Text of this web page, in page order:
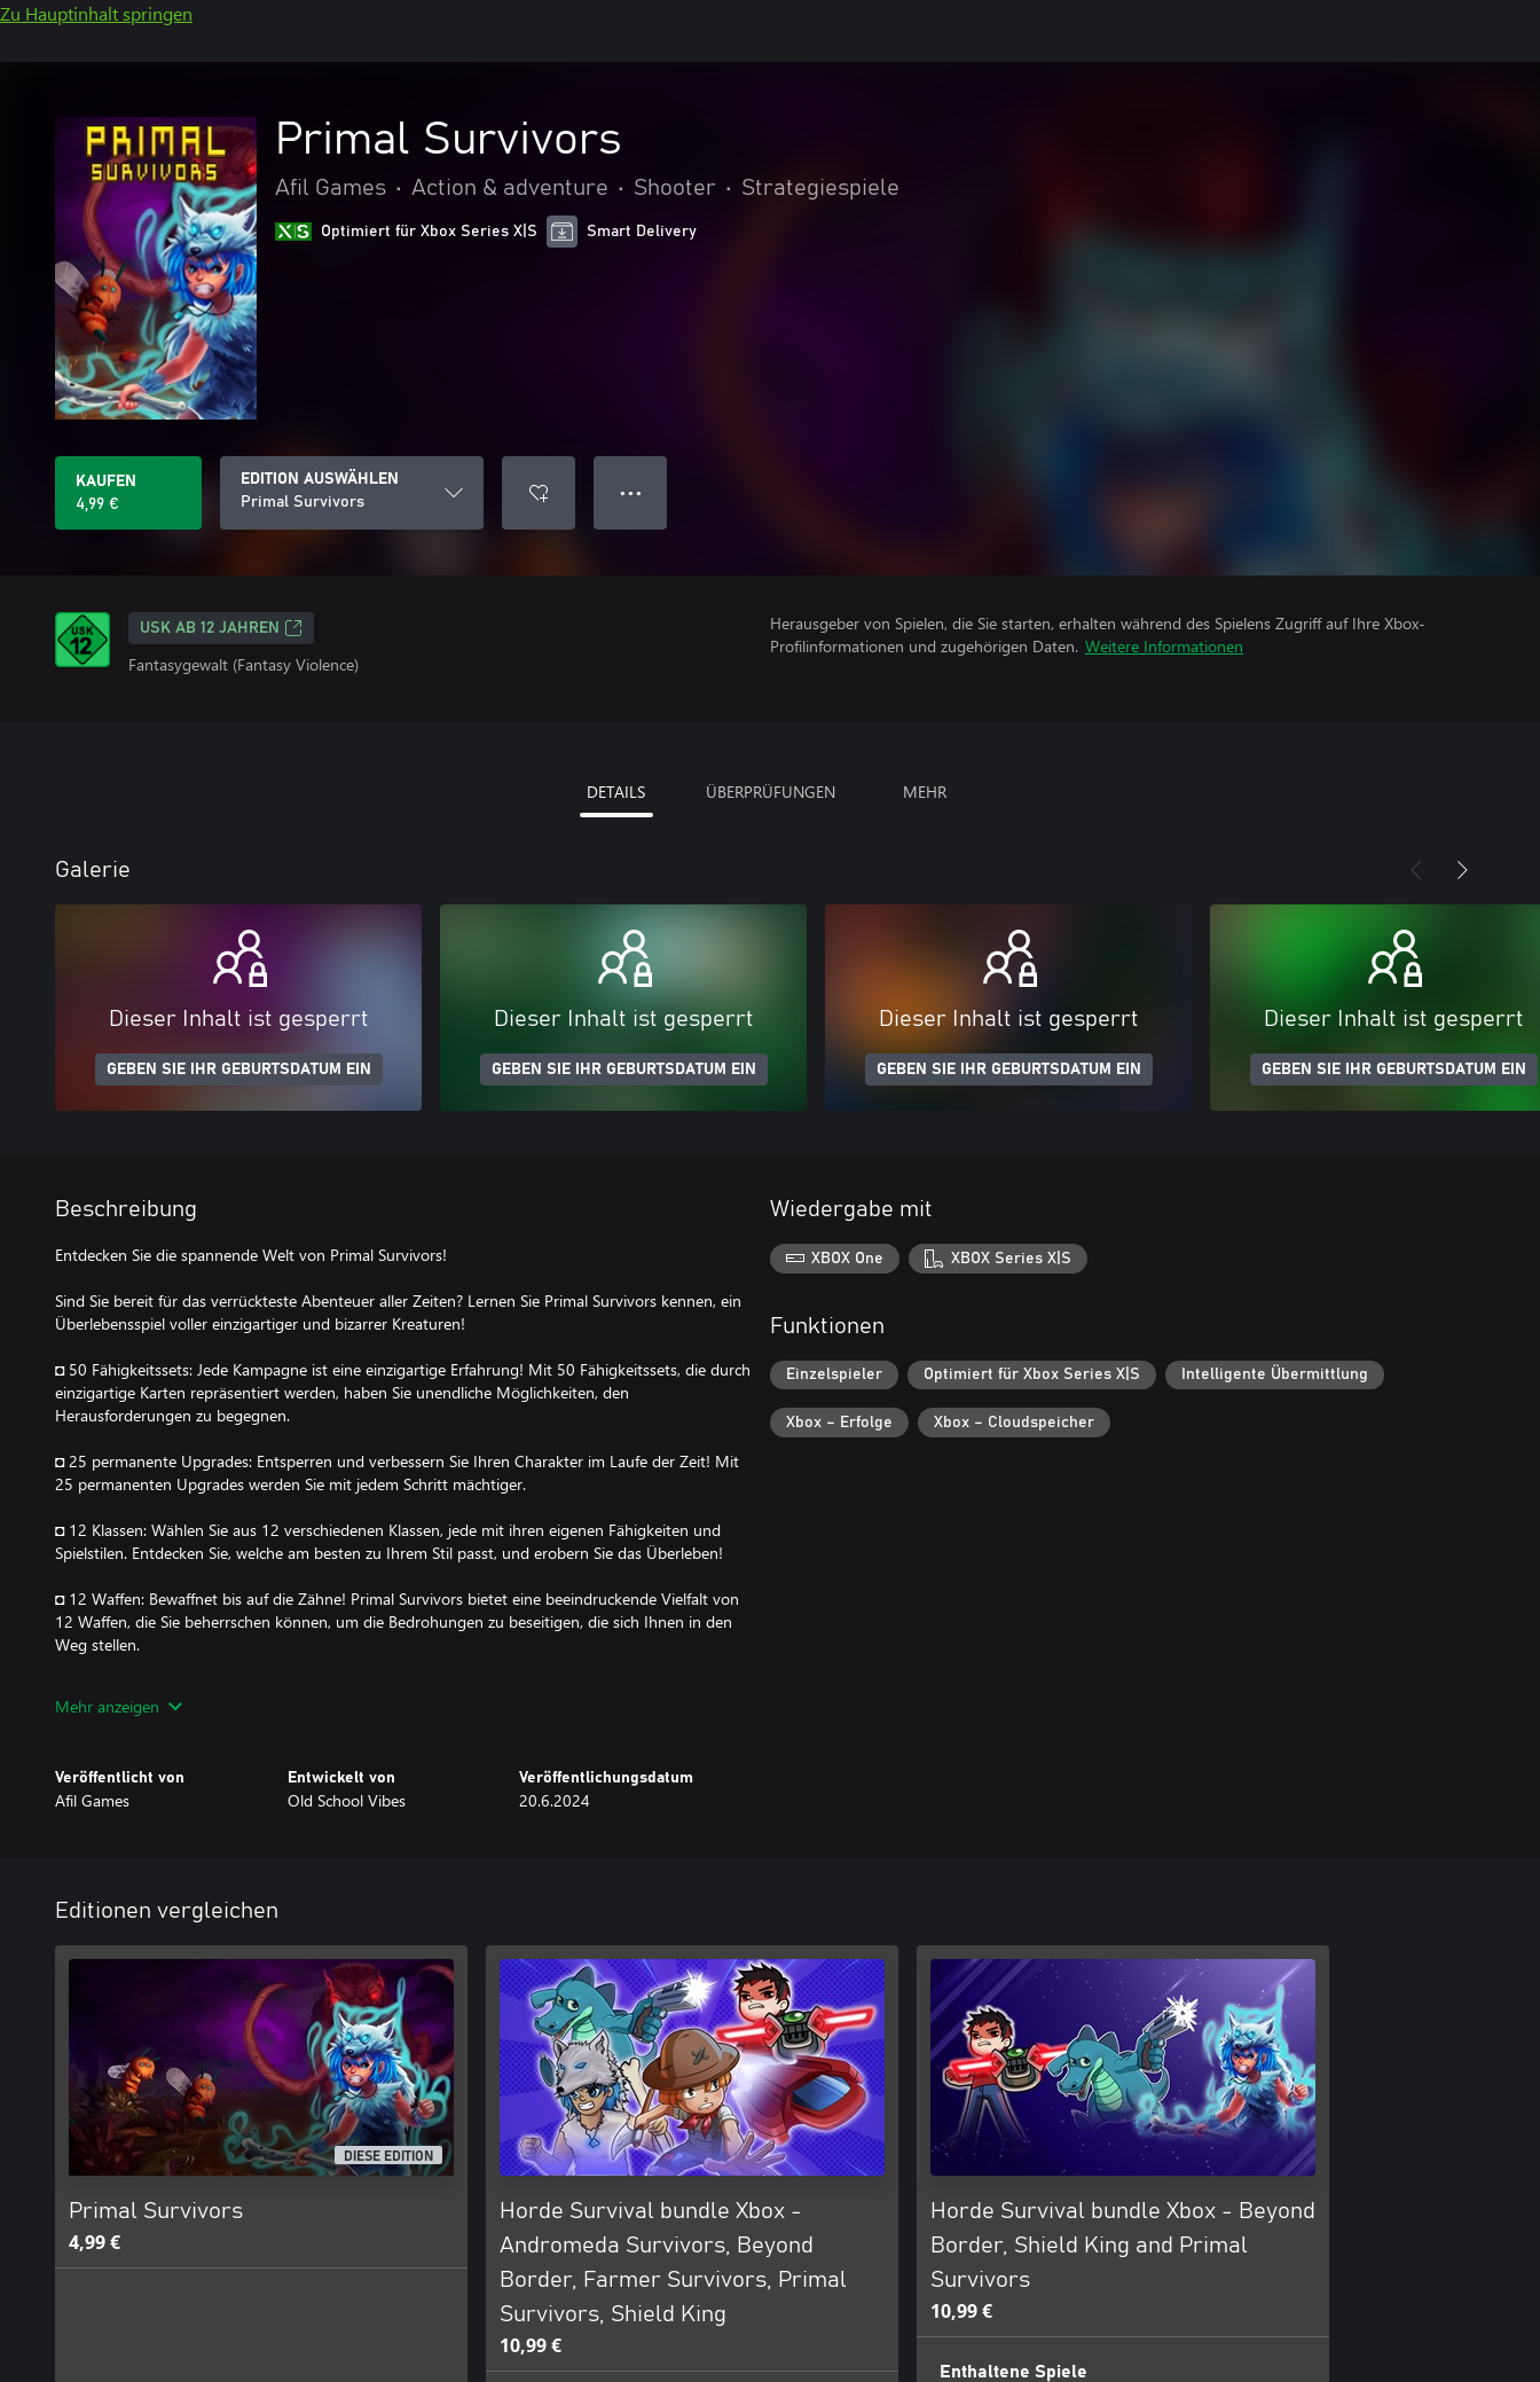
Zu Hauptinhalt springen
Primal Survivors
Afil Games • Action & adventure • Shooter • Strategiespiele
Optimiert für Xbox Series X|S Smart Delivery
KAUFEN
4,99 €
EDITION AUSWÄHLEN
Primal Survivors
● ● ●
USK AB 12 JAHREN
Fantasygewalt (Fantasy Violence)
Herausgeber von Spielen, die Sie starten, erhalten während des Spielens Zugriff auf Ihre Xbox-
Profilinformationen und zugehörigen Daten. Weitere Informationen
DETAILS ÜBERPRÜFUNGEN MEHR
Galerie
Dieser Inhalt ist gesperrt
GEBEN SIE IHR GEBURTSDATUM EIN
Dieser Inhalt ist gesperrt
GEBEN SIE IHR GEBURTSDATUM EIN
Dieser Inhalt ist gesperrt
GEBEN SIE IHR GEBURTSDATUM EIN
Dieser Inhalt ist gesperrt
GEBEN SIE IHR GEBURTSDATUM EIN
Beschreibung
Entdecken Sie die spannende Welt von Primal Survivors!
Sind Sie bereit für das verrückteste Abenteuer aller Zeiten? Lernen Sie Primal Survivors kennen, ein
Überlebensspiel voller einzigartiger und bizarrer Kreaturen!
◘ 50 Fähigkeitssets: Jede Kampagne ist eine einzigartige Erfahrung! Mit 50 Fähigkeitssets, die durch
einzigartige Karten repräsentiert werden, haben Sie unendliche Möglichkeiten, den
Herausforderungen zu begegnen.
◘ 25 permanente Upgrades: Entsperren und verbessern Sie Ihren Charakter im Laufe der Zeit! Mit
25 permanenten Upgrades werden Sie mit jedem Schritt mächtiger.
◘ 12 Klassen: Wählen Sie aus 12 verschiedenen Klassen, jede mit ihren eigenen Fähigkeiten und
Spielstilen. Entdecken Sie, welche am besten zu Ihrem Stil passt, und erobern Sie das Überleben!
◘ 12 Waffen: Bewaffnet bis auf die Zähne! Primal Survivors bietet eine beeindruckende Vielfalt von
12 Waffen, die Sie beherrschen können, um die Bedrohungen zu beseitigen, die sich Ihnen in den
Weg stellen.
mächtigen Bossen mit einzigartigem Verhalten und Taktiken stellen. Spannung garantiert!
die Adrenalinschübe von Primal Survivors genießen! Der "Bonfire"-Modus bietet 10-minütige
Spielsitzungen, perfekt für beschäftigte Spieler.
Primal Survivors ist viel mehr als nur ein Spiel, es ist eine unvergessliche Reise in die Welt des
Überlebens. Treten Sie jetzt an und entdecken Sie, wozu Sie in der Lage sind!
Mehr anzeigen
Veröffentlicht von
Afil Games
Entwickelt von
Old School Vibes
Veröffentlichungsdatum
20.6.2024
Wiedergabe mit
XBOX One XBOX Series X|S
Funktionen
Einzelspieler Optimiert für Xbox Series X|S Intelligente Übermittlung
Xbox – Erfolge Xbox – Cloudspeicher
Editionen vergleichen
DIESE EDITION
Primal Survivors
4,99 €
Horde Survival bundle Xbox -
Andromeda Survivors, Beyond
Border, Farmer Survivors, Primal
Survivors, Shield King
10,99 €
Horde Survival bundle Xbox - Beyond
Border, Shield King and Primal
Survivors
10,99 €
Enthaltene Spiele